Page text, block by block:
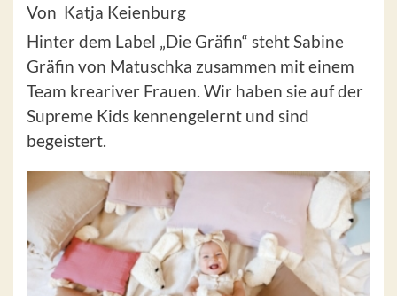
Von Katja Keienburg
Hinter dem Label „Die Gräfin“ steht Sabine
Gräfin von Matuschka zusammen mit einem
Team kreariver Frauen. Wir haben sie auf der
Supreme Kids kennengelernt und sind
begeistert.